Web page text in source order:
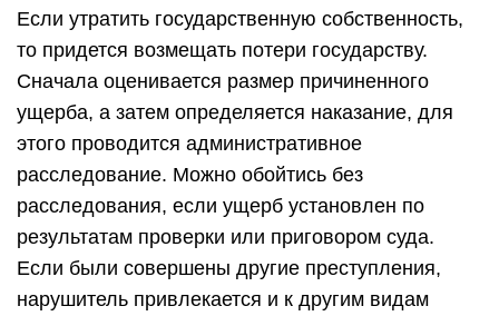
Если утратить государственную собственность,
то придется возмещать потери государству.
Сначала оценивается размер причиненного
ущерба, а затем определяется наказание, для
этого проводится административное
расследование. Можно обойтись без
расследования, если ущерб установлен по
результатам проверки или приговором суда.
Если были совершены другие преступления,
нарушитель привлекается и к другим видам